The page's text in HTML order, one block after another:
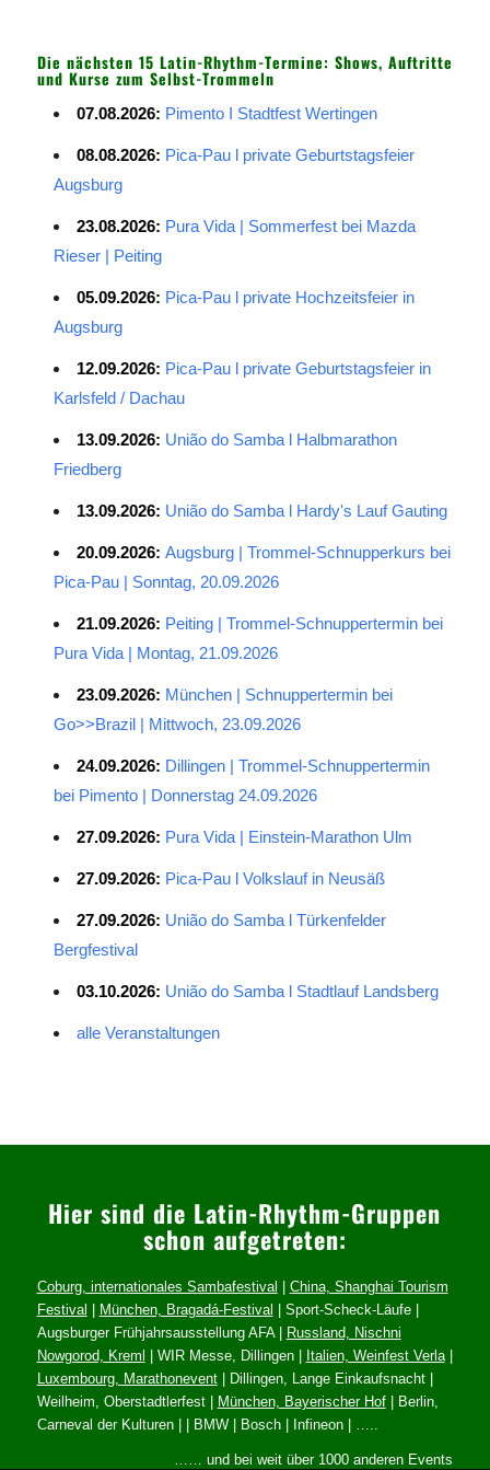
Die nächsten 15 Latin-Rhythm-Termine: Shows, Auftritte
und Kurse zum Selbst-Trommeln
07.08.2026: Pimento I Stadtfest Wertingen
08.08.2026: Pica-Pau l private Geburtstagsfeier
Augsburg
23.08.2026: Pura Vida | Sommerfest bei Mazda
Rieser | Peiting
05.09.2026: Pica-Pau l private Hochzeitsfeier in
Augsburg
12.09.2026: Pica-Pau l private Geburtstagsfeier in
Karlsfeld / Dachau
13.09.2026: União do Samba l Halbmarathon
Friedberg
13.09.2026: União do Samba l Hardy's Lauf Gauting
20.09.2026: Augsburg | Trommel-Schnupperkurs bei
Pica-Pau | Sonntag, 20.09.2026
21.09.2026: Peiting | Trommel-Schnuppertermin bei
Pura Vida | Montag, 21.09.2026
23.09.2026: München | Schnuppertermin bei
Go>>Brazil | Mittwoch, 23.09.2026
24.09.2026: Dillingen | Trommel-Schnuppertermin
bei Pimento | Donnerstag 24.09.2026
27.09.2026: Pura Vida | Einstein-Marathon Ulm
27.09.2026: Pica-Pau l Volkslauf in Neusäß
27.09.2026: União do Samba l Türkenfelder
Bergfestival
03.10.2026: União do Samba l Stadtlauf Landsberg
alle Veranstaltungen
Hier sind die Latin-Rhythm-Gruppen
schon aufgetreten:
Coburg, internationales Sambafestival
China, Shanghai Tourism
Festival
München, Bragadá-Festival
| Sport-Scheck-Läufe |
Augsburger Frühjahrsausstellung AFA |
Russland, Nischni
Nowgorod, Kreml
| WIR Messe, Dillingen | Italien, Weinfest Verla|
Luxembourg, Marathonevent
| Dillingen, Lange Einkaufsnacht |
Weilheim, Oberstadtlerfest |
München, Bayerischer Hof| Berlin,
Carneval der Kulturen | | BMW | Bosch | Infineon | …..
…… und bei weit über 1000 anderen Events